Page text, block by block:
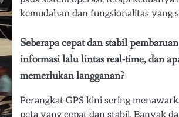
kemudahan dan fungsionalitas yang
Seberapa cepat dan stabil
informasi lalu lintas real-time, dan
memerlukan langganan?
Perangkat GPS kini sering